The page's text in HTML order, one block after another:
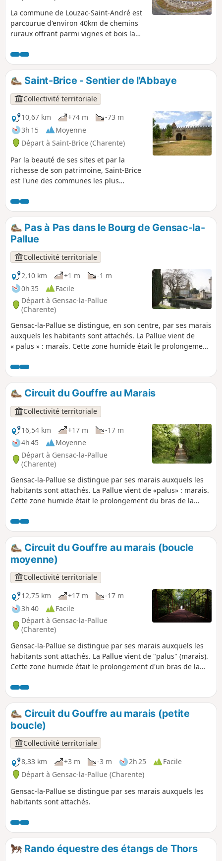
La commune de Louzac-Saint-André est
parcourue d'environ 40km de chemins
ruraux offrant parmi vignes et bois la
diversité de paysages. La paisible Vallée
de la Croix en est un exemple
remarquable unanimement reconnu
comme représentatif du patrimoine
naturel historique des Borderies.
Randonneurs et promeneurs, partez à
sa découverte ou réappropriez-le vous
avec l’itinéraire ici proposé accessible à
tous.
Saint-Brice - Sentier de l'Abbaye
Collectivité territoriale
10,67 km
+74 m
-73 m
3h 15
Moyenne
Départ à Saint-Brice (Charente)
Par la beauté de ses sites et par la
richesse de son patrimoine, Saint-Brice
est l'une des communes les plus
que lui procurent les vallées de la
Charente et de la Soloire, l'homme a
depuis longtemps élevé des édifices
symboliques : dolmens, églises,
abbayes, châteaux et logis, toutes ces
constructions étant d'une facture
particulièrement soignée.
Pas à Pas dans le Bourg de Gensac-la-
Pallue
Collectivité territoriale
2,10 km
+1 m
-1 m
0h 35
Facile
Départ à Gensac-la-Pallue
(Charente)
Gensac-la-Pallue se distingue, en son centre, par ses marais
auxquels les habitants sont attachés. La Pallue vient de
« palus » : marais. Cette zone humide était le prolongement
autrefois, les Gensacais tiraient profit de la rouche (roseaux
qui poussent dans le marais), elle n’est aujourd’hui que
prétexte à commémorer l’histoire locale.
Circuit du Gouffre au Marais
Collectivité territoriale
16,54 km
+17 m
-17 m
4h 45
Moyenne
Départ à Gensac-la-Pallue
(Charente)
Gensac-la-Pallue se distingue par ses marais auxquels les
habitants sont attachés. La Pallue vient de «palus» : marais.
Cette zone humide était le prolongement du bras de la
devint commune indépendante à la Révolution. Les deux
communes de Gensac et de La Pallue furent réunies en
1857, à l'exception des villages de Roissac.
Circuit du Gouffre au marais (boucle
moyenne)
Collectivité territoriale
12,75 km
+17 m
-17 m
3h 40
Facile
Départ à Gensac-la-Pallue
(Charente)
Gensac-la-Pallue se distingue par ses marais auxquels les
habitants sont attachés. La Pallue vient de "palus" (marais).
Cette zone humide était le prolongement d'un bras de la
devint commune indépendante à la Révolution. Les deux
communes de Gensac et de La Pallue furent réunies en
1857, à l'exception des villages de Roissac.
Circuit du Gouffre au marais (petite
boucle)
Collectivité territoriale
8,33 km
+3 m -3 m 2h 25
Facile
Départ à Gensac-la-Pallue (Charente)
Gensac-la-Pallue se distingue par ses marais auxquels les
habitants sont attachés.
Rando équestre des étangs de Thors